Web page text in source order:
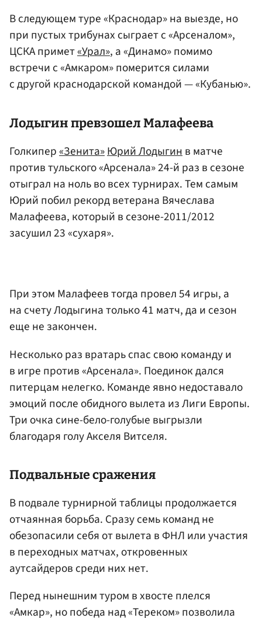
В следующем туре «Краснодар» на выезде, но
при пустых трибунах сыграет с «Арсеналом»,
ЦСКА примет«Урал», а «Динамо» помимо
встречи с «Амкаром» померится силами
с другой краснодарской командой — «Кубанью».
Лодыгин превзошелМалафеева
Голкипер«Зенита»Юрий Лодыгинв матче
против тульского «Арсенала» 24-й раз в сезоне
отыграл на ноль во всех турнирах. Тем самым
Юрий побил рекорд ветерана Вячеслава
Малафеева, который в сезоне-2011/2012
засушил 23 «сухаря».
При этом Малафеев тогда провел 54 игры, а
на счету Лодыгина только 41 матч, да и сезон
еще не закончен.
Несколько раз вратарь спас свою команду и
в игре против «Арсенала». Поединок дался
питерцам нелегко. Команде явно недоставало
эмоций после обидного вылета из Лиги Европы.
Три очка сине-бело-голубые выгрызли
благодаря голу Акселя Витселя.
Подвальные сражения
В подвале турнирной таблицы продолжается
отчаянная борьба. Сразу семь команд не
обезопасили себя от вылета в ФНЛ или участия
в переходных матчах, откровенных
аутсайдеров среди них нет.
Перед нынешним туром в хвосте плелся
«Амкар», но победа над «Тереком» позволила